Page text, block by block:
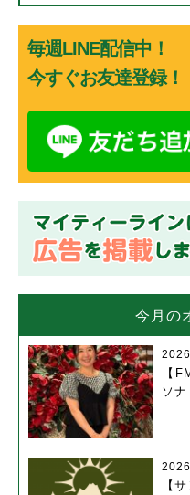
毎週LINE配信中！
今すぐお友達登録！
今月の
【
ソ
【